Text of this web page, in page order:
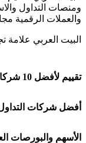
ومنصات التداول
والعملات الرقمية
البيت العربي علامة
تقييم لأفضل 10 شركات تداول
شركة Capital.com
افاتريد AvaTrade
أفضل شركات
شركات تداول
الأسهم والبورصات